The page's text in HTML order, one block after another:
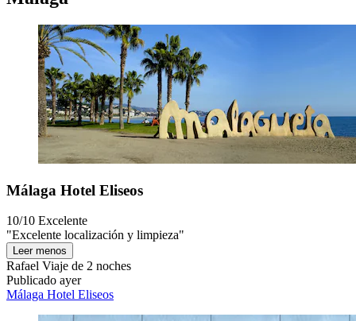
Málaga Hotel Eliseos
10/10 Excelente
"Excelente localización y limpieza"
Leer menos
Rafael Viaje de 2 noches
Publicado ayer
Málaga Hotel Eliseos